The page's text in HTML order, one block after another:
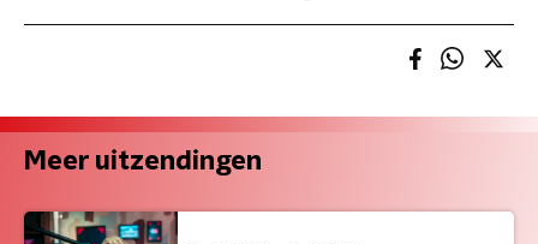
Meer uitzendingen